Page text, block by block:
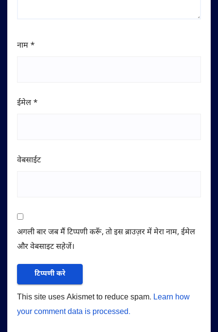
नाम *
ईमेल *
वेबसाईट
अगली बार जब मैं टिप्पणी करूँ, तो इस ब्राउज़र में मेरा नाम, ईमेल
और वेबसाइट सहेजें।
This site uses Akismet to reduce spam. Learn how
your comment data is processed.